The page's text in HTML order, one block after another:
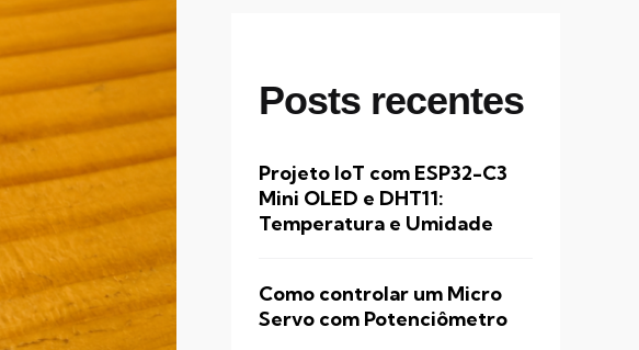
Posts recentes
Projeto IoT com ESP32-C3
Mini OLED e DHT11:
Temperatura e Umidade
Como controlar um Micro
Servo com Potenciômetro